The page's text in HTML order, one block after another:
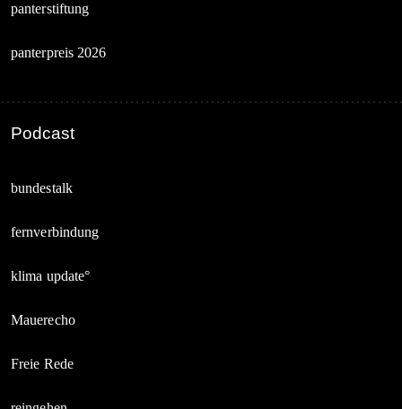
panterstiftung
panterpreis 2026
Podcast
bundestalk
fernverbindung
klima update°
Mauerecho
Freie Rede